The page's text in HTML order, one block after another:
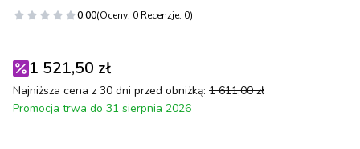
0.00(Oceny: 0 Recenzje: 0)
1 521,50 zł
Najniższa cena z 30 dni przed obniżką: 1 611,00 zł
Promocja trwa do 31 sierpnia 2026